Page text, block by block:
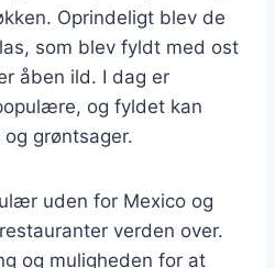
Oprindeligt blev de
som blev fyldt med ost
åben ild. I dag er
og fyldet kan
grøntsager.
uden for Mexico og
verden over.
og muligheden for at